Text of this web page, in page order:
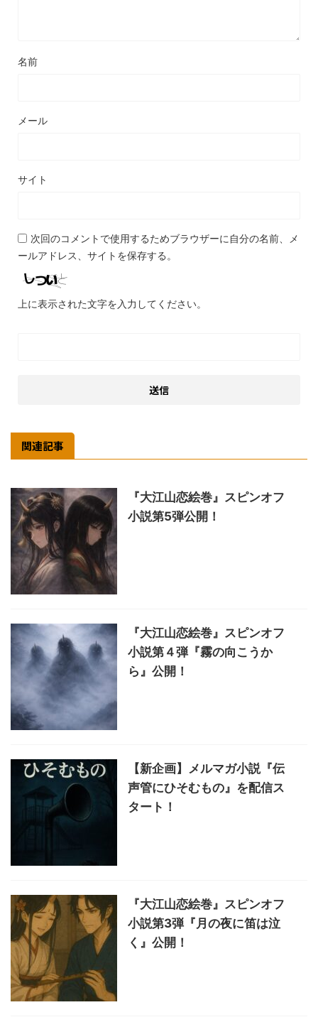
名前
メール
サイト
次回のコメントで使用するためブラウザーに自分の名前、メ
ールアドレス、サイトを保存する。
上に表示された文字を入力してください。
関連記事
『大江山恋絵巻』スピンオフ
小説第5弾公開！
『大江山恋絵巻』スピンオフ
小説第４弾『霧の向こうか
ら』公開！
【新企画】メルマガ小説『伝
声管にひそむもの』を配信ス
タート！
『大江山恋絵巻』スピンオフ
小説第3弾『月の夜に笛は泣
く』公開！